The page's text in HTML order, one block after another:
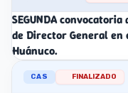
SEGUNDA
de Director General en
Huánuco.
CAS FINALIZADO